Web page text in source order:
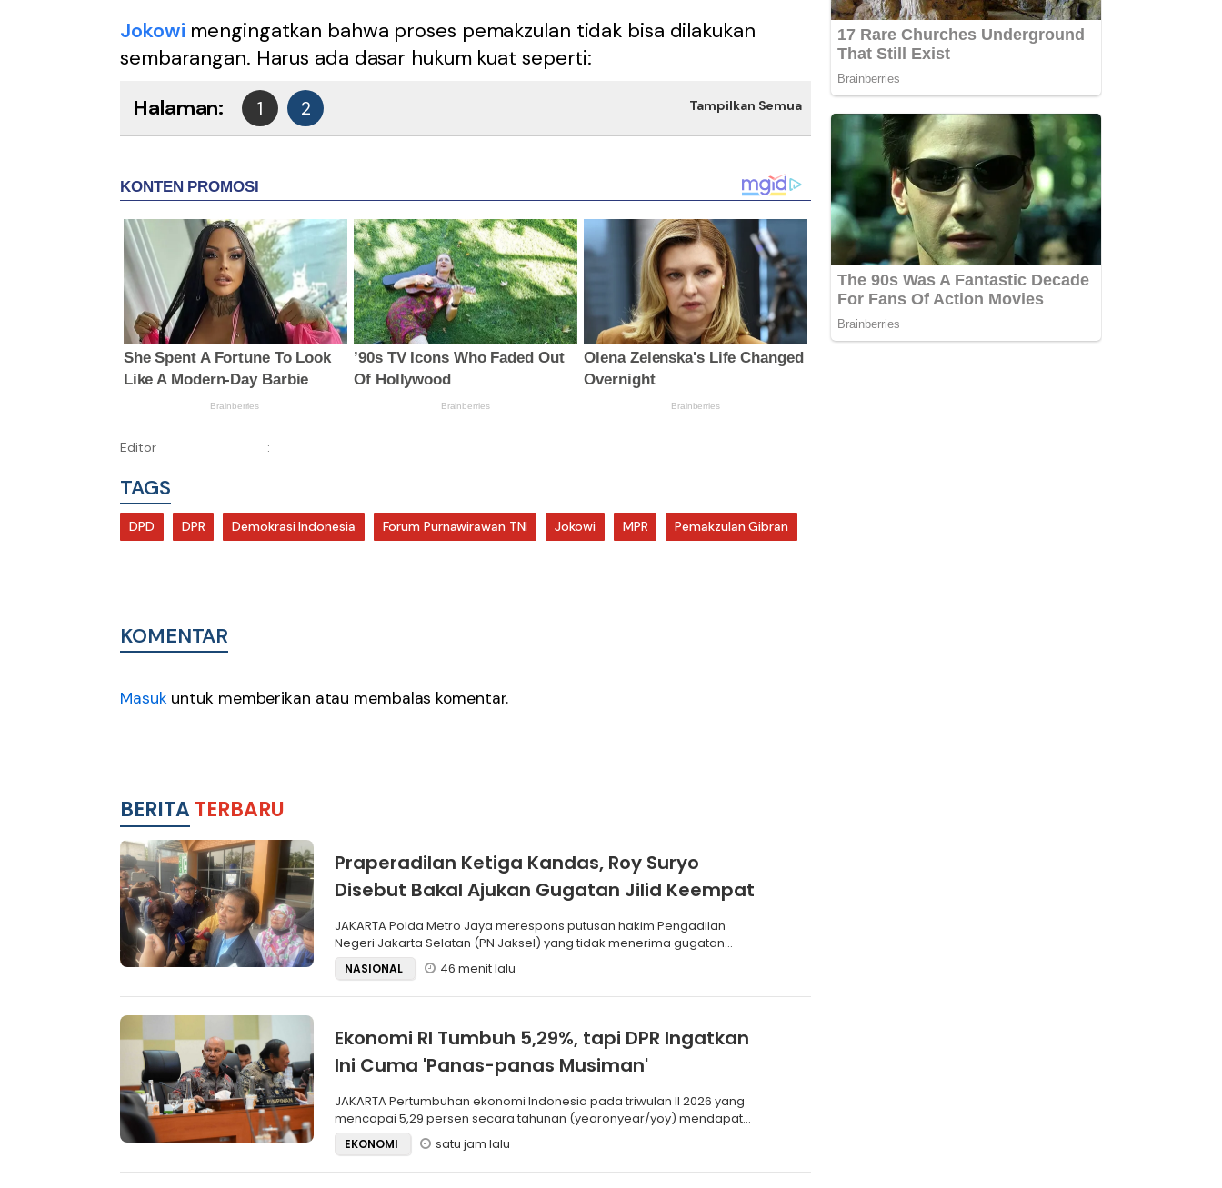
Jokowi mengingatkan bahwa proses pemakzulan tidak bisa dilakukan
sembarangan. Harus ada dasar hukum kuat seperti:
Halaman:
1 2 Tampilkan Semua
Editor :
TAGS
DPD DPR Demokrasi Indonesia Forum Purnawirawan TNI Jokowi MPR Pemakzulan Gibran
KOMENTAR
Masuk untuk memberikan atau membalas komentar.
BERITA TERBARU
Praperadilan Ketiga Kandas, Roy Suryo
Disebut Bakal Ajukan Gugatan Jilid Keempat
JAKARTA Polda Metro Jaya merespons putusan hakim Pengadilan
Negeri Jakarta Selatan (PN Jaksel) yang tidak menerima gugatan
praperadilan ke
NASIONAL 46 menit lalu
Ekonomi RI Tumbuh 5,29%, tapi DPR Ingatkan
Ini Cuma 'Panas-panas Musiman'
JAKARTA Pertumbuhan ekonomi Indonesia pada triwulan II 2026 yang
mencapai 5,29 persen secara tahunan (yearonyear/yoy) mendapat
apresiasi
EKONOMI satu jam lalu